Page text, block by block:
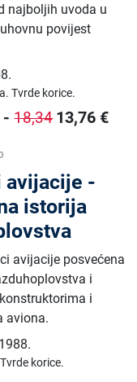
najboljih uvoda u
povijest
Tvrde korice.
-18,34 13,76 €
avijacije -
istorija
avijacije posvećena
i
i
aviona.
1988.
Tvrde korice.